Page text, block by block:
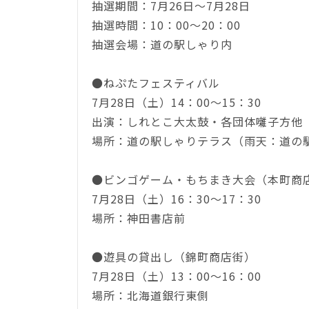
抽選期間：7月26日～7月28日
抽選時間：10：00～20：00
抽選会場：道の駅しゃり内
●ねぷたフェスティバル
7月28日（土）14：00～15：30
出演：しれとこ大太鼓・各団体囃子方他
場所：道の駅しゃりテラス（雨天：道の
●ビンゴゲーム・もちまき大会（本町商
7月28日（土）16：30～17：30
場所：神田書店前
●遊具の貸出し（錦町商店街）
7月28日（土）13：00～16：00
場所：北海道銀行東側